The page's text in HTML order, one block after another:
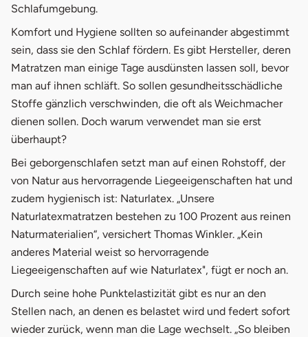
Schlafumgebung.
Komfort und Hygiene sollten so aufeinander abgestimmt
sein, dass sie den Schlaf fördern. Es gibt Hersteller, deren
Matratzen man einige Tage ausdünsten lassen soll, bevor
man auf ihnen schläft. So sollen gesundheitsschädliche
Stoffe gänzlich verschwinden, die oft als Weichmacher
dienen sollen. Doch warum verwendet man sie erst
überhaupt?
Bei geborgenschlafen setzt man auf einen Rohstoff, der
von Natur aus hervorragende Liegeeigenschaften hat und
zudem hygienisch ist: Naturlatex. „Unsere
Naturlatexmatratzen bestehen zu 100 Prozent aus reinen
Naturmaterialien“, versichert Thomas Winkler. „Kein
anderes Material weist so hervorragende
Liegeeigenschaften auf wie Naturlatex", fügt er noch an.
Durch seine hohe Punktelastizität gibt es nur an den
Stellen nach, an denen es belastet wird und federt sofort
wieder zurück, wenn man die Lage wechselt. „So bleiben